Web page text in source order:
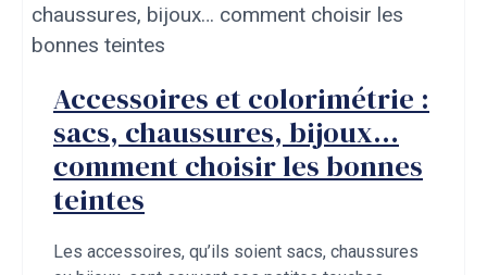
Accessoires et colorimétrie :
sacs, chaussures, bijoux…
comment choisir les bonnes
teintes
Les accessoires, qu’ils soient sacs, chaussures